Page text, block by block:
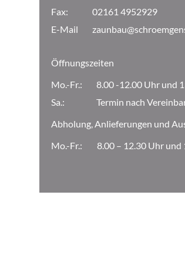
Fax:
02161 4952929
E-Mail
Öffnungszeiten
Mo.-Fr.:
8.00 -12.00 Uhr und
Sa.:
Termin nach
Abholung, Anlieferungen und
Mo.-Fr.:
8.00 – 12.30 Uhr und